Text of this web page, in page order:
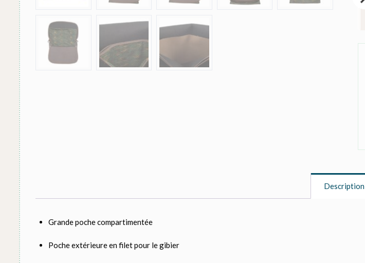
Description
Grande poche compartimentée
Poche extérieure en filet pour le gibier